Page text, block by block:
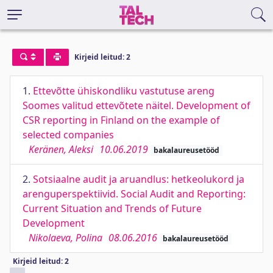
Kirjeid leitud: 2
1. Ettevõtte ühiskondliku vastutuse areng
Soomes valitud ettevõtete näitel. Development of
CSR reporting in Finland on the example of
selected companies
Keränen, Aleksi 10.06.2019 bakalaureusetööd
2. Sotsiaalne audit ja aruandlus: hetkeolukord ja
arenguperspektiivid. Social Audit and Reporting:
Current Situation and Trends of Future
Development
Nikolaeva, Polina 08.06.2016 bakalaureusetööd
Kirjeid leitud: 2